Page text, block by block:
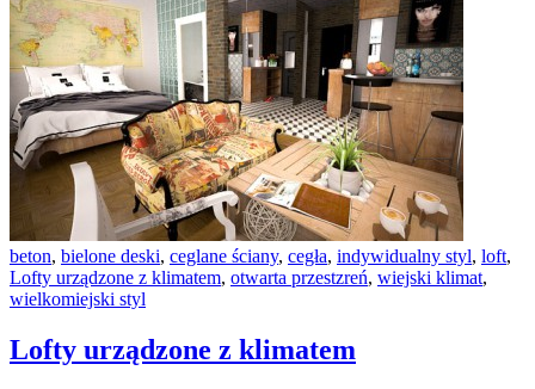
beton, bielone deski, ceglane ściany, cegła, indywidualny styl, loft,
Lofty urządzone z klimatem, otwarta przestzreń, wiejski klimat,
wielkomiejski styl
Lofty urządzone z klimatem